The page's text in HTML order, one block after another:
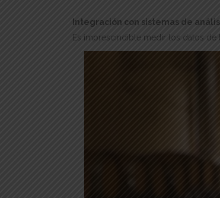
Integración con sistemas de
Es imprescindible medir los datos de